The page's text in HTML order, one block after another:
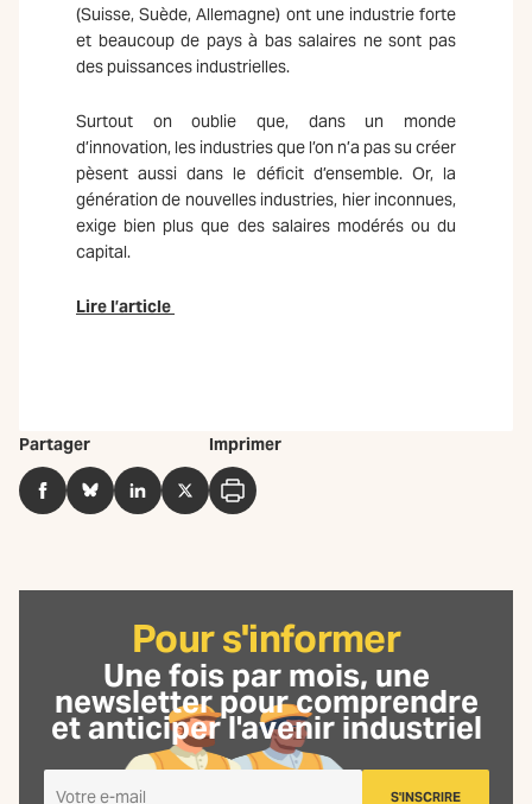
(Suisse, Suède, Allemagne) ont une industrie forte
et beaucoup de pays à bas salaires ne sont pas
des puissances industrielles.
Surtout on oublie que, dans un monde
d’innovation, les industries que l’on n’a pas su créer
pèsent aussi dans le déficit d’ensemble. Or, la
génération de nouvelles industries, hier inconnues,
exige bien plus que des salaires modérés ou du
capital.
Lire l’article
Partager
FacebookBlueSkyLinkedInTwitter
Imprimer
Imprimer
Pour s'informer
Une fois par mois, une
newsletterpour comprendre
et anticiper l'avenir industriel
S'INSCRIRE